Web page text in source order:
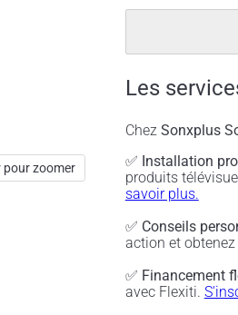
pour zoomer
Les
Chez Sonxplus
✅ Installation
produits
savoir plus.
✅ Conseils
action et
✅ Financement
avec Flexiti.